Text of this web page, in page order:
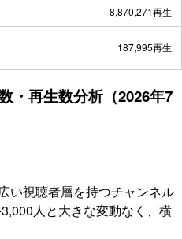
8,870,271再生
187,995再生
・再生数分析（2026年7
い視聴者層を持つチャンネル
人と大きな変動なく、横